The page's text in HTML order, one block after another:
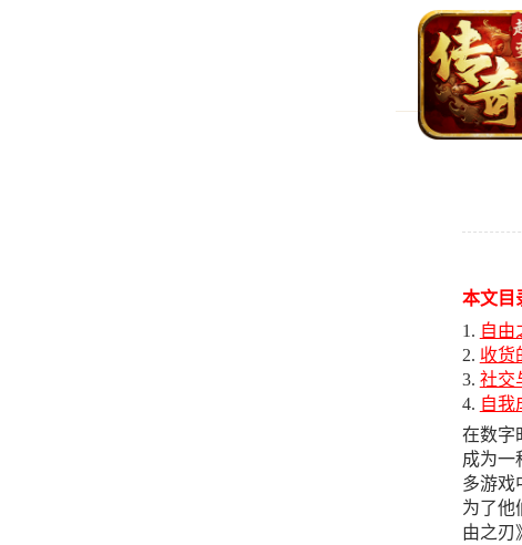
本文目
自由
收货
社交
自我
在数字
成为一
多游戏
为了他
由之刃